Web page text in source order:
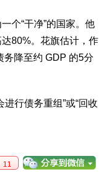
个“干净”的国家。他
80%。花旗估计，作
务降至约 GDP 的5分
行债务重组”或“回收
11